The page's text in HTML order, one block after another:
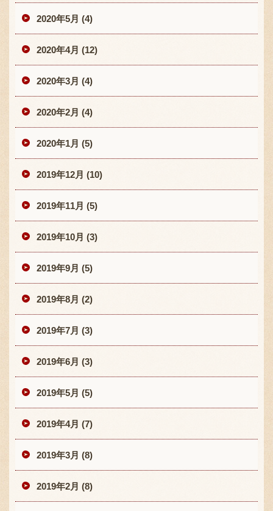
2020年5月 (4)
2020年4月 (12)
2020年3月 (4)
2020年2月 (4)
2020年1月 (5)
2019年12月 (10)
2019年11月 (5)
2019年10月 (3)
2019年9月 (5)
2019年8月 (2)
2019年7月 (3)
2019年6月 (3)
2019年5月 (5)
2019年4月 (7)
2019年3月 (8)
2019年2月 (8)